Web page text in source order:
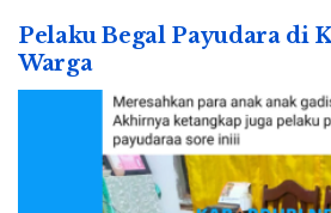
Pelaku Begal Payudara di
Warga